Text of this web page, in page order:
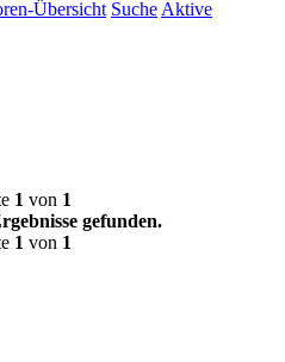
Übersicht SucheAktive
1 von 1
gefunden.
1 von 1